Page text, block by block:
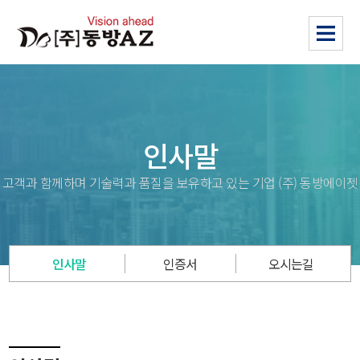
인사말
고객과 함께하며 기술력과 품질을 보유하고 있는 기업 (주) 동방에이젯
인사말 인증서 오시는길